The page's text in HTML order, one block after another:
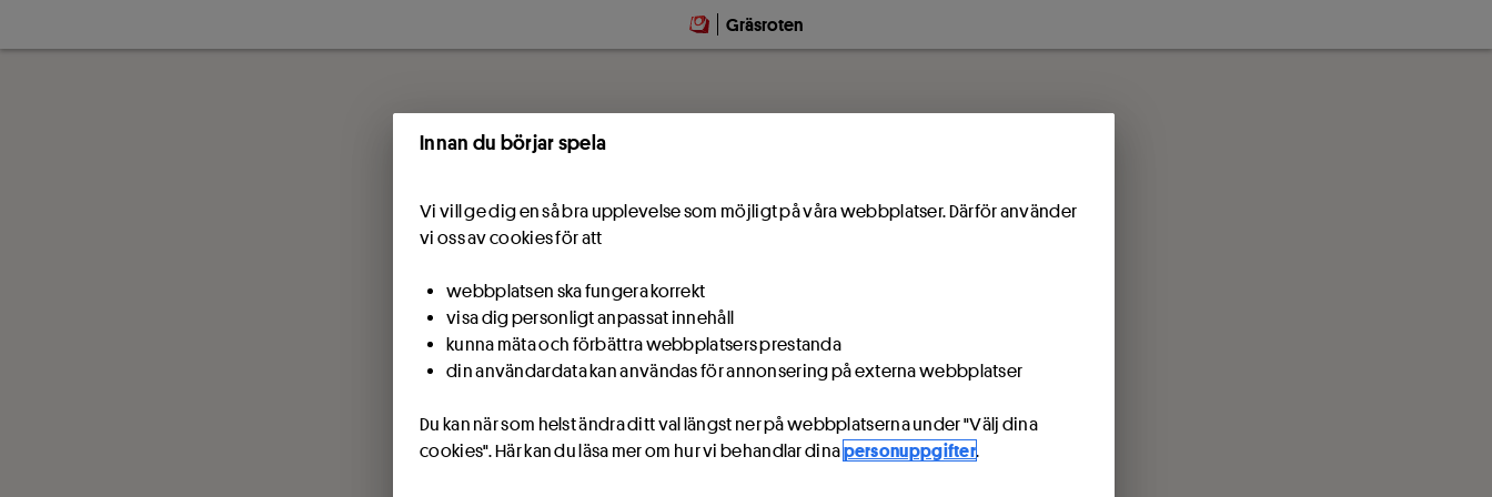
Gräsroten
Innan du börjar spela
Vi vill ge dig en så bra upplevelse som möjligt på våra webbplatser. Därför använder
vi oss av cookies för att
webbplatsen ska fungera korrekt
visa dig personligt anpassat innehåll
kunna mäta och förbättra webbplatsers prestanda
din användardata kan användas för annonsering på externa webbplatser
Du kan när som helst ändra ditt val längst ner på webbplatserna under "Välj dina
cookies". Här kan du läsa mer om hur vi behandlar dinapersonuppgifter.